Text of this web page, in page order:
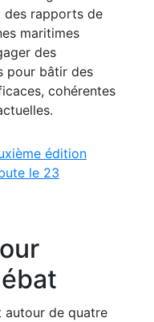
des rapports de
maritimes
des
pour bâtir des
cohérentes
édition
le 23
autour de quatre